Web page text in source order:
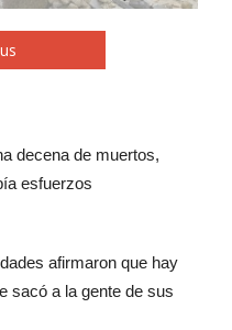
decena de muertos,
esfuerzos
afirmaron que hay
sacó a la gente de sus